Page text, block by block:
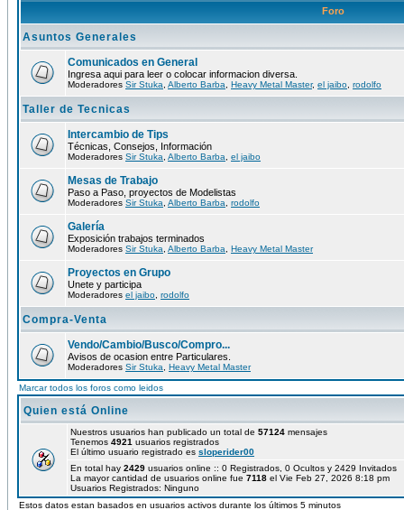
Foro
Asuntos Generales
Comunicados en General
Ingresa aqui para leer o colocar informacion diversa.
Moderadores Sir Stuka Alberto Barba Heavy Metal Master, el jaibo rodolfo
Taller de Tecnicas
Intercambio de Tips
Técnicas, Consejos, Información
Moderadores Sir Stuka Alberto Barba el jaibo
Mesas de Trabajo
Paso a Paso, proyectos de Modelistas
Moderadores Sir Stuka Alberto Barba rodolfo
Galería
Exposición trabajos terminados
Moderadores Sir Stuka Alberto Barba Heavy Metal Master
Proyectos en Grupo
Unete y participa
Moderadores el jaibo rodolfo
Compra-Venta
Vendo/Cambio/Busco/Compro...
Avisos de ocasion entre Particulares.
Moderadores Sir Stuka Heavy Metal Master
Marcar todos los foros como leidos
Quien está Online
Nuestros usuarios han publicado un total de 57124 mensajes
Tenemos 4921 usuarios registrados
El último usuario registrado es sloperider00
En total hay 2429 usuarios online :: 0 Registrados, 0 Ocultos y 2429
La mayor cantidad de usuarios online fue 7118 el Vie Feb 27, 2026 8:18 pm
Usuarios Registrados: Ninguno
Estos datos estan basados en usuarios activos durante los últimos 5 minutos